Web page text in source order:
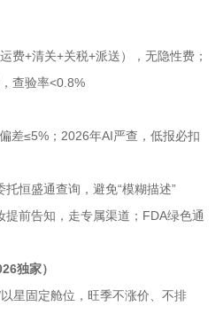
费+清关+关税+派送），无隐性费；
查验率<0.8%
≤5%；2026年AI严查，低报必扣
盛通查询，避免“模糊描述”
前告知，走专属渠道；FDA绿色通
独家）
星固定舱位，旺季不涨价、不排